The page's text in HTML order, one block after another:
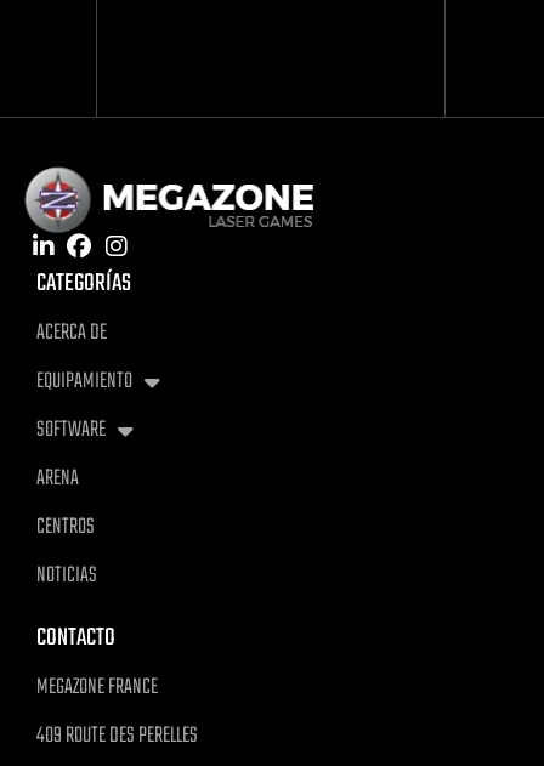
CATEGORÍAS
ACERCA DE
EQUIPAMIENTO
SOFTWARE
ARENA
CENTROS
NOTICIAS
CONTACTO
MEGAZONE FRANCE
409 ROUTE DES PERELLES